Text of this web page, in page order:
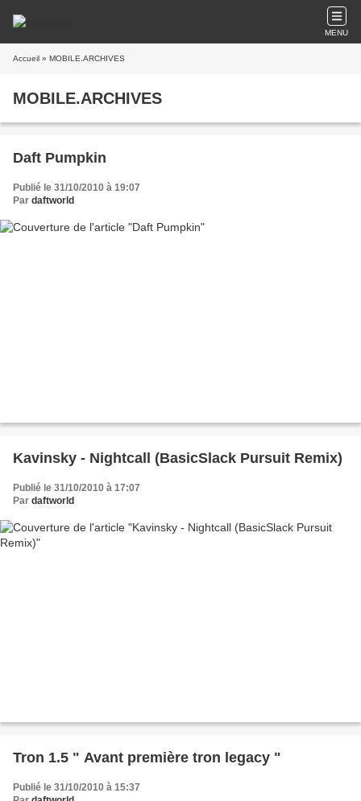
MENU
Accueil » MOBILE.ARCHIVES
MOBILE.ARCHIVES
Daft Pumpkin
Publié le 31/10/2010 à 19:07
Par daftworld
Kavinsky - Nightcall (BasicSlack Pursuit Remix)
Publié le 31/10/2010 à 17:07
Par daftworld
Tron 1.5 " Avant première tron legacy "
Publié le 31/10/2010 à 15:37